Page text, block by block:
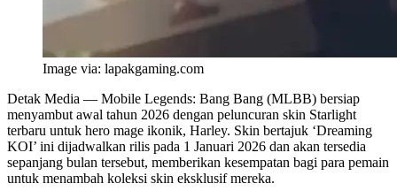
Image via: lapakgaming.com
Detak Media — Mobile Legends: Bang Bang (MLBB) bersiap
menyambut awal tahun 2026 dengan peluncuran skin Starlight
terbaru untuk hero mage ikonik, Harley. Skin bertajuk ‘Dreaming
KOI’ ini dijadwalkan rilis pada 1 Januari 2026 dan akan tersedia
sepanjang bulan tersebut, memberikan kesempatan bagi para pemain
untuk menambah koleksi skin eksklusif mereka.